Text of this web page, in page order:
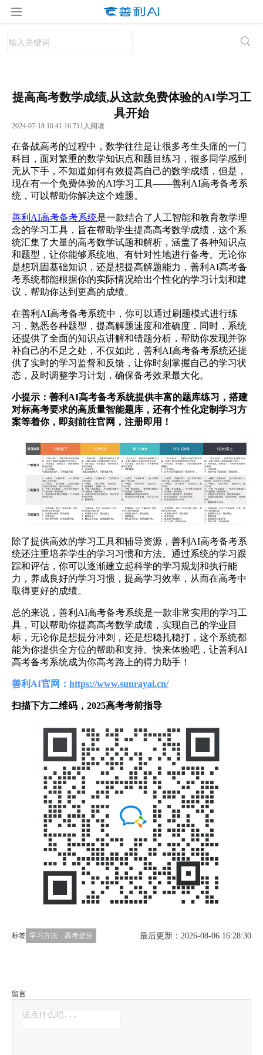
提高高考数学成绩,从这款免费体验的AI学习工
具开始
2024-07-18 10:41:16 711人阅读
在备战高考的过程中，数学往往是让很多考生头痛的一门
科目，面对繁重的数学知识点和题目练习，很多同学感到
无从下手，不知道如何有效提高自己的数学成绩，但是，
现在有一个免费体验的AI学习工具——善利AI高考备考系
统，可以帮助你解决这个难题。
善利AI高考备考系统是一款结合了人工智能和教育教学理
念的学习工具，旨在帮助学生提高高考数学成绩，这个系
统汇集了大量的高考数学试题和解析，涵盖了各种知识点
和题型，让你能够系统地、有针对性地进行备考。无论你
是想巩固基础知识，还是想提高解题能力，善利AI高考备
考系统都能根据你的实际情况给出个性化的学习计划和建
议，帮助你达到更高的成绩。
在善利AI高考备考系统中，你可以通过刷题模式进行练
习，熟悉各种题型，提高解题速度和准确度，同时，系统
还提供了全面的知识点讲解和错题分析，帮助你发现并弥
补自己的不足之处，不仅如此，善利AI高考备考系统还提
供了实时的学习监督和反馈，让你时刻掌握自己的学习状
态，及时调整学习计划，确保备考效果最大化。
小提示：善利AI高考备考系统提供丰富的题库练习，搭建
对标高考要求的高质量智能题库，还有个性化定制学习方
案等着你，即刻前往官网，注册即用！
除了提供高效的学习工具和辅导资源，善利AI高考备考系
统还注重培养学生的学习习惯和方法。通过系统的学习跟
踪和评估，你可以逐渐建立起科学的学习规划和执行能
力，养成良好的学习习惯，提高学习效率，从而在高考中
取得更好的成绩。
总的来说，善利AI高考备考系统是一款非常实用的学习工
具，可以帮助你提高高考数学成绩，实现自己的学业目
标，无论你是想提分冲刺，还是想稳扎稳打，这个系统都
能为你提供全方位的帮助和支持。快来体验吧，让善利AI
高考备考系统成为你高考路上的得力助手！
善利AI官网： https://www.sunrayai.cn/
扫描下方二维码，2025高考考前指导
标签 学习方法 高考提分 最后更新：2026-08-06 16:28:30
留言